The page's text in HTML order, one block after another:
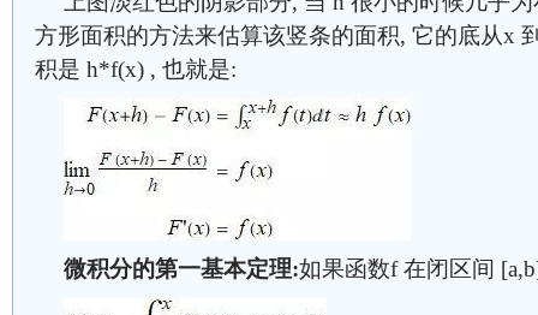
方形面积的方法来估算该竖条的面积, 它的底从x
积是 h*f(x) , 也就是:
微积分的第一基本定理:如果函数f 在闭区间